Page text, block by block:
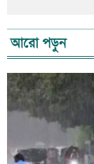
আরো পড়ুন